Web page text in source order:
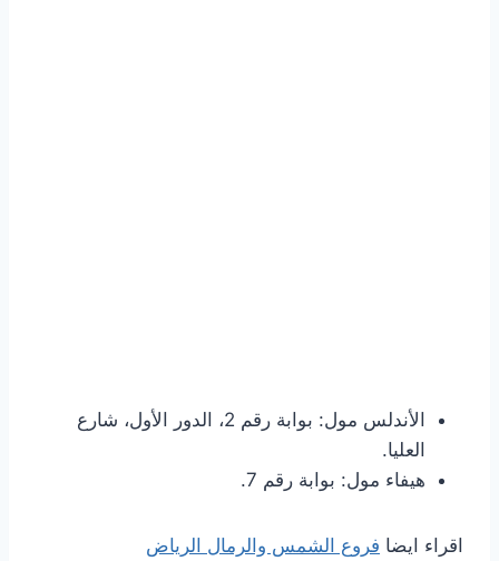
الأندلس مول: بوابة رقم 2، الدور الأول، شارع
العليا.
هيفاء مول: بوابة رقم 7.
اقراء ايضا فروع الشمس والرمال الرياض